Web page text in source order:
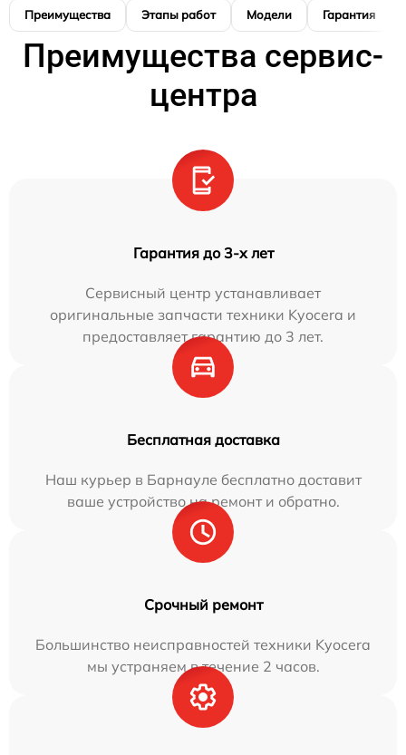
Преимущества Этапы работ Модели Гарантия
Преимущества сервис-
центра
Гарантия до 3-х лет
Сервисный центр устанавливает
оригинальные запчасти техники Kyocera и
предоставляет гарантию до 3 лет.
Бесплатная доставка
Наш курьер в Барнауле бесплатно доставит
ваше устройство на ремонт и обратно.
Срочный ремонт
Большинство неисправностей техники Kyocera
мы устраняем в течение 2 часов.